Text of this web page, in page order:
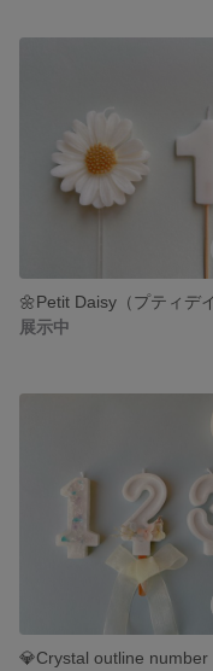
展示中
💎Crystal outline number